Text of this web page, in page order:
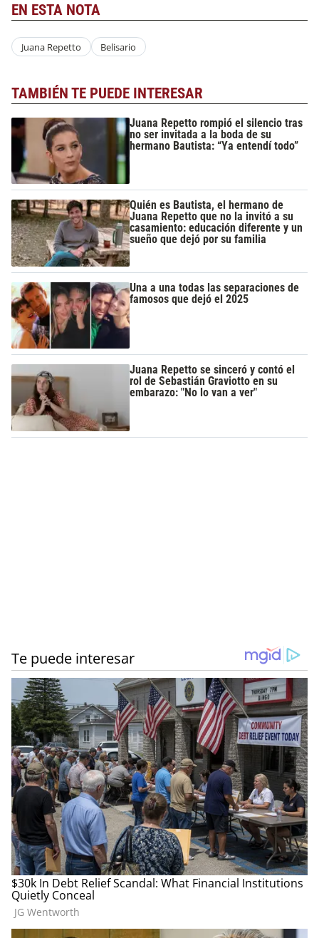
EN ESTA NOTA
Juana Repetto Belisario
TAMBIÉN TE PUEDE INTERESAR
Juana Repetto rompió el silencio tras
no ser invitada a la boda de su
hermano Bautista: “Ya entendí todo”
Quién es Bautista, el hermano de
Juana Repetto que no la invitó a su
casamiento: educación diferente y un
sueño que dejó por su familia
Una a una todas las separaciones de
famosos que dejó el 2025
Juana Repetto se sinceró y contó el
rol de Sebastián Graviotto en su
embarazo: "No lo van a ver"